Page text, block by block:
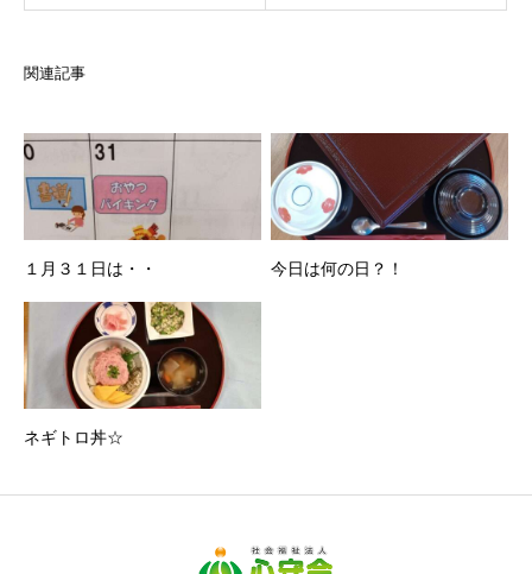
関連記事
１月３１日は・・ 今日は何の日？！
ネギトロ丼☆